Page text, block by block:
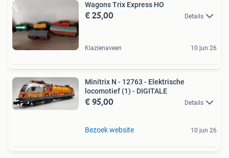
Wagons Trix Express HO
€ 25,00 Details
Klazienaveen 10 jun 26
Minitrix N - 12763 - Elektrische
locomotief (1) - DIGITALE
€ 95,00 Details
Bezoek website 10 jun 26